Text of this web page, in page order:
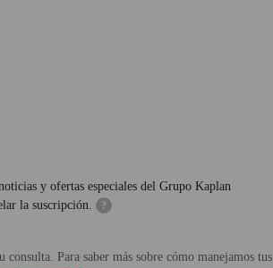
y ofertas especiales del Grupo Kaplan
la suscripción.
?
Para saber más sobre cómo manejamos tus